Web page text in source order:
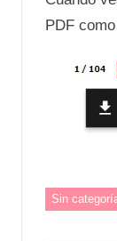
PDF
Sin